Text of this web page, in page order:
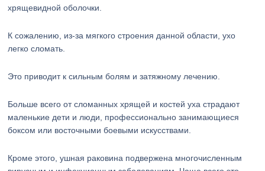
хрящевидной оболочки.
К сожалению, из-за мягкого строения данной области, ухо
легко сломать.
Это приводит к сильным болям и затяжному лечению.
Больше всего от сломанных хрящей и костей уха страдают
маленькие дети и люди, профессионально занимающиеся
боксом или восточными боевыми искусствами.
Кроме этого, ушная раковина подвержена многочисленным